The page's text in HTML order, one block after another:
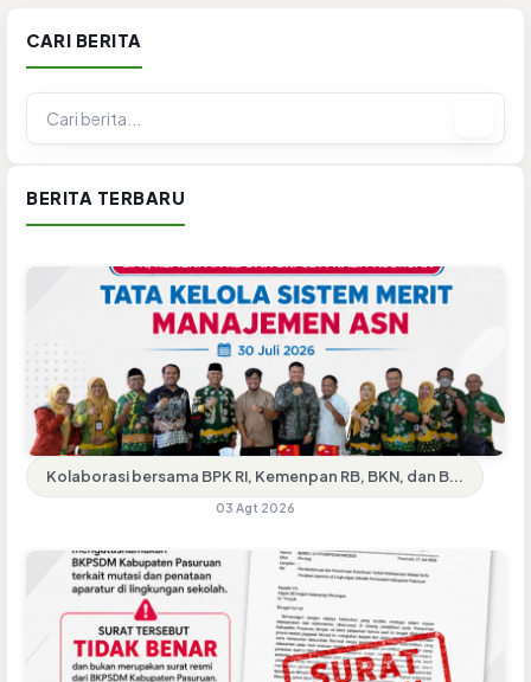
CARI BERITA
BERITA TERBARU
Kolaborasi bersama BPK RI, Kemenpan RB, BKN, dan B...
03 Agt 2026